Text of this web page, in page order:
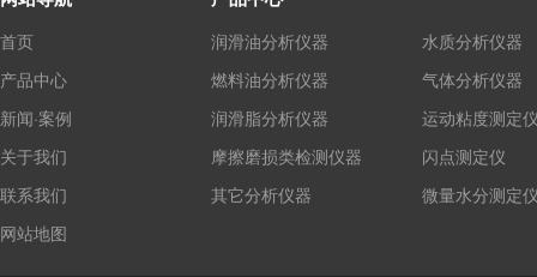
首页
产品中心
新闻·案例
关于我们
联系我们
网站地图
润滑油分析仪器
燃料油分析仪器
润滑脂分析仪器
摩擦磨损类检测仪器
其它分析仪器
水质分析仪器
气体分析仪器
运动粘度测定
闪点测定仪
微量水分测定